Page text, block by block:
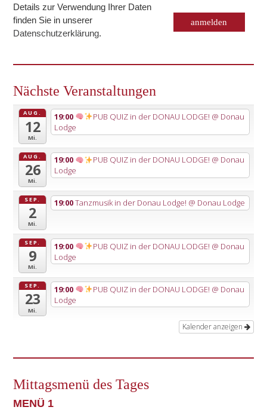
Details zur Verwendung Ihrer Daten
finden Sie in unserer
Datenschutzerklärung.
Nächste Veranstaltungen
AUG.
12
Mi.
19:00 PUB QUIZ in der DONAU LODGE! @ Donau
Lodge
AUG.
26
Mi.
19:00 PUB QUIZ in der DONAU LODGE! @ Donau
Lodge
SEP.
2
Mi.
19:00Tanzmusik in der Donau Lodge! @ Donau Lodge
SEP.
9
Mi.
19:00 PUB QUIZ in der DONAU LODGE! @ Donau
Lodge
SEP.
23
Mi.
19:00 PUB QUIZ in der DONAU LODGE! @ Donau
Lodge
Kalender anzeigen
Mittagsmenü des Tages
MENÜ 1